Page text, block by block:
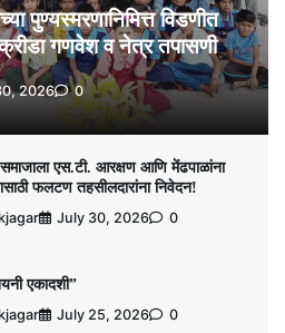
पुण्यस्मरणानिमित्त विडणीत
क्रीडा गणवेश व नेत्र तपासणी
2026 0
एस.टी. आरक्षण आणि मेंढपाळांना
फलटण तहसीलदारांना निवेदन!
July 30, 2026 0
एकादशी”
July 25, 2026 0